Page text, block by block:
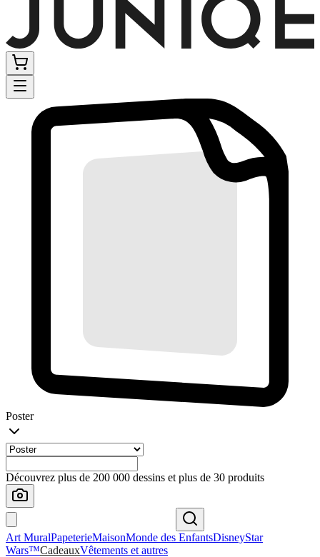
Poster
Découvrez plus de 200 000 dessins et plus de 30 produits
Art MuralPapeterieMaisonMonde des EnfantsDisneyStar
Wars™CadeauxVêtements et autres